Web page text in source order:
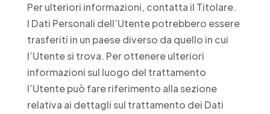
Per ulteriori informazioni, contatta il Titolare.
I Dati Personali dell’Utente potrebbero essere
trasferiti in un paese diverso da quello in cui
l’Utente si trova. Per ottenere ulteriori
informazioni sul luogo del trattamento
l’Utente può fare riferimento alla sezione
relativa ai dettagli sul trattamento dei Dati